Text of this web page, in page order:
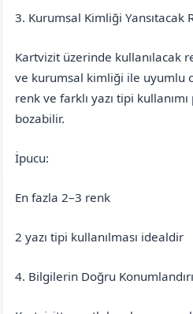
3. Kurumsal Kimliği Yansıtacak
Kartvizit üzerinde kullanılacak
ve kurumsal kimliği ile uyumlu
renk ve farklı yazı tipi
bozabilir.
İpucu:
En fazla 2–3 renk
2 yazı tipi kullanılması idealdir
4. Bilgilerin Doğru